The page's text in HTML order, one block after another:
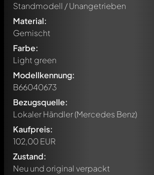
Standmodell / Unangetrieben
Material:
Gemischt
Farbe:
Light green
Modellkennung:
B66040673
Bezugsquelle:
Lokaler Händler (Mercedes Benz)
Kaufpreis:
102,00 EUR
Zustand:
Neu und original verpackt